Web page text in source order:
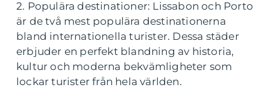
2. Populära destinationer: Lissabon och Porto
är de två mest populära destinationerna
bland internationella turister. Dessa städer
erbjuder en perfekt blandning av historia,
kultur och moderna bekvämligheter som
lockar turister från hela världen.